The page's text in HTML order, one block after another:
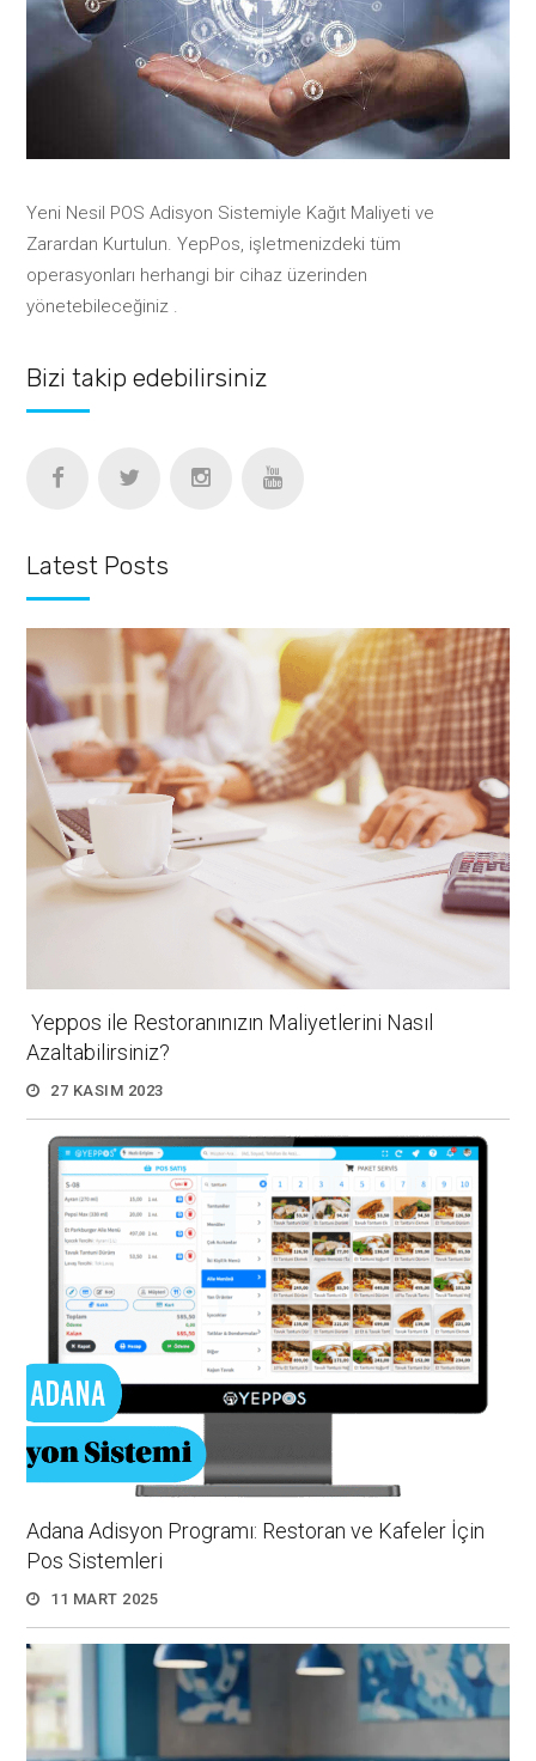
Yeni Nesil POS Adisyon Sistemiyle Kağıt Maliyeti ve
Zarardan Kurtulun. YepPos, işletmenizdeki tüm
operasyonları herhangi bir cihaz üzerinden
yönetebileceğiniz .
Bizi takip edebilirsiniz
Latest Posts
Yeppos ile Restoranınızın Maliyetlerini Nasıl
Azaltabilirsiniz?
27 KASIM 2023
Adana Adisyon Programı: Restoran ve Kafeler İçin
Pos Sistemleri
11 MART 2025